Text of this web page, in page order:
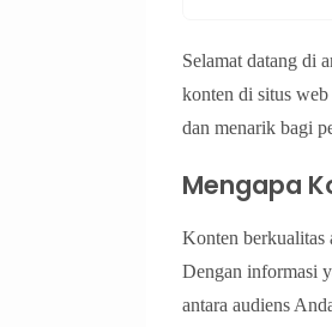
Selamat datang di
konten di situs
dan menarik bagi
Mengapa
Konten berkualitas
Dengan informasi
antara audiens